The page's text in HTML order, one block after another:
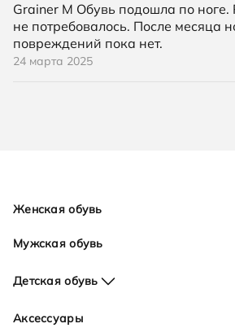
Grainer M Обувь подошла по ноге.
не потребовалось. После месяца
повреждений пока нет.
24 марта 2025
Женская обувь
Мужская обувь
Детская обувь
Для девочек
Аксессуары